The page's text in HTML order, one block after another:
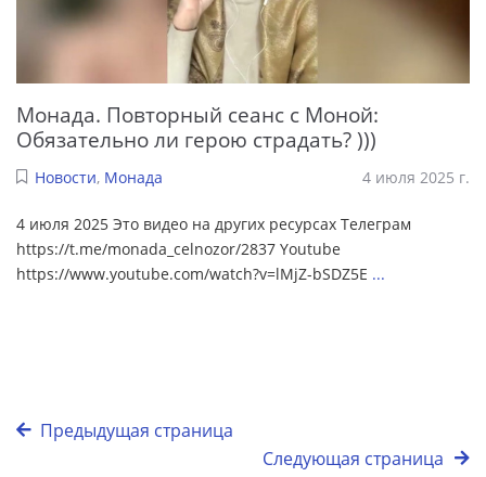
Монада. Повторный сеанс с Моной:
Обязательно ли герою страдать? )))
Новости, Монада 4 июля 2025 г.
4 июля 2025 Это видео на других ресурсах Телеграм
https://t.me/monada_celnozor/2837 Youtube
https://www.youtube.com/watch?v=lMjZ-bSDZ5E ...
Предыдущая страница
Следующая страница